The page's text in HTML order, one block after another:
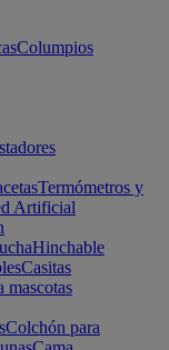
Columpios
Termómetros y
Artificial
Hinchable
Casitas
mascotas
Colchón para